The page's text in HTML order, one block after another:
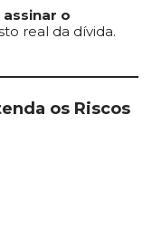
assinar o
real da dívida.
os Riscos